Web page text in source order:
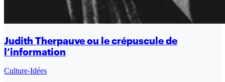
Judith Therpauve ou le crépuscule de
l’information
Culture-Idées